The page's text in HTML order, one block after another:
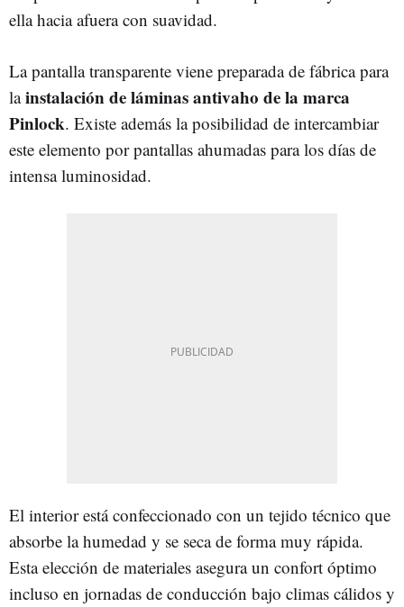
ella hacia afuera con suavidad.
La pantalla transparente viene preparada de fábrica para
lainstalación de láminas antivaho de la marca
Pinlock. Existe además la posibilidad de intercambiar
este elemento por pantallas ahumadas para los días de
intensa luminosidad.
El interior está confeccionado con un tejido técnico que
absorbe la humedad y se seca de forma muy rápida.
Esta elección de materiales asegura un confort óptimo
incluso en jornadas de conducción bajo climas cálidos y